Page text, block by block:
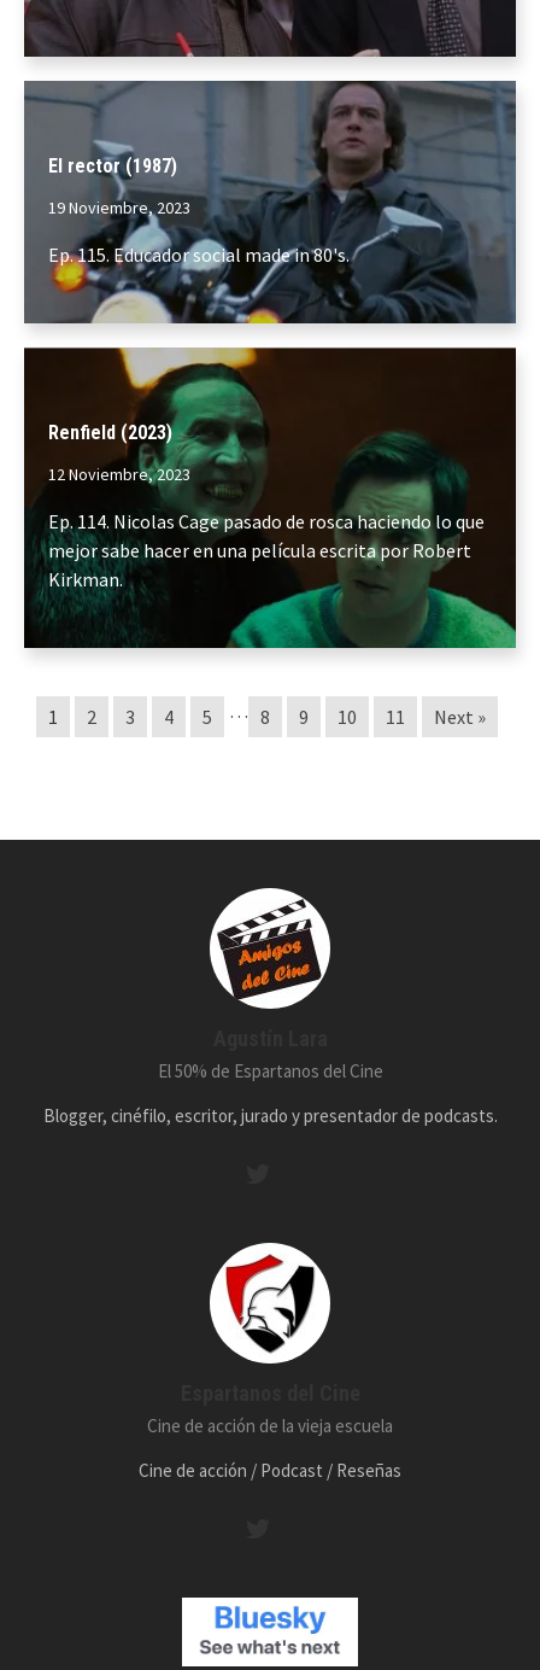
El rector (1987)
19 Noviembre, 2023
Ep. 115. Educador social made in 80's.
Renfield (2023)
12 Noviembre, 2023
Ep. 114. Nicolas Cage pasado de rosca haciendo lo que
mejor sabe hacer en una película escrita por Robert
Kirkman.
1 2 3 4 5 … 8 9 10 11 Next »
El 50% de Espartanos del Cine
Blogger, cinéfilo, escritor, jurado y presentador de podcasts.
Cine de acción de la vieja escuela
Cine de acción / Podcast / Reseñas